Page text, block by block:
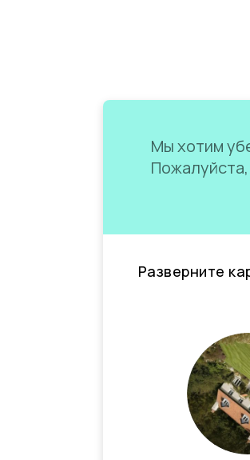
Мы хотим
Разверните